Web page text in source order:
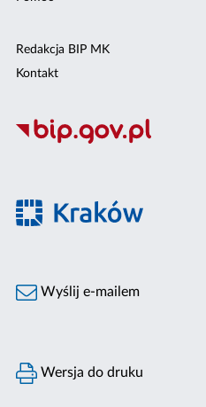
Redakcja BIP MK
Kontakt
Wyślij e-mailem
Wersja do druku